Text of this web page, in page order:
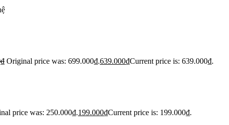
₫ Original price was: 699.000₫.639.000₫Current price is: 639.000₫.
price was: 250.000₫.199.000₫Current price is: 199.000₫.